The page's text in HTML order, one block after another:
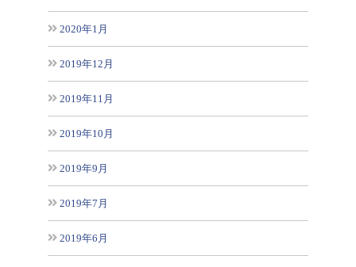
2020年1月
2019年12月
2019年11月
2019年10月
2019年9月
2019年7月
2019年6月